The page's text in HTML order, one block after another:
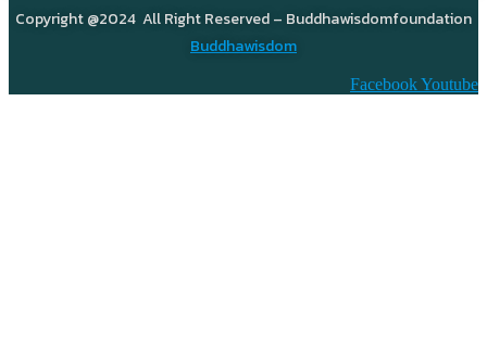
Copyright @2024 All Right Reserved – Buddhawisdomfoundation
Buddhawisdom
FacebookYoutube